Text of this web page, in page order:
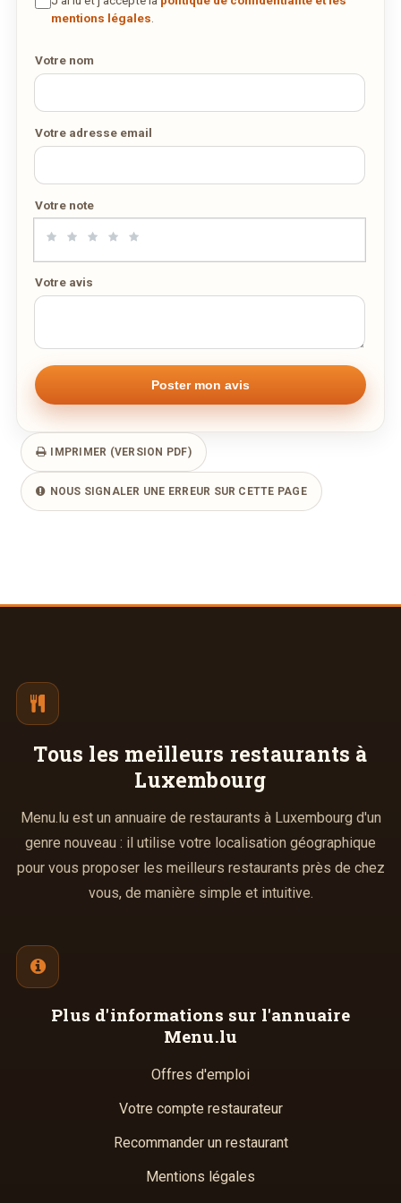
DÉCOUVRIR LA LIVRAISON
mentions légales
Votre nom
Votre adresse email
Votre note
Votre avis
IMPRIMER (VERSION PDF)
NOUS SIGNALER UNE ERREUR SUR CETTE PAGE
Tous les meilleurs restaurants à
Luxembourg
Menu.lu est un annuaire de restaurants à Luxembourg d'un
genre nouveau : il utilise votre localisation géographique
pour vous proposer les meilleurs restaurants près de chez
vous, de manière simple et intuitive.
Plus d'informations sur l'annuaire
Menu.lu
Offres d'emploi
Votre compte restaurateur
Recommander un restaurant
Mentions légales